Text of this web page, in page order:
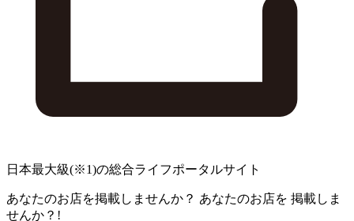
日本最大級(※1)の総合ライフポータルサイト
あなたのお店を掲載しませんか？ あなたのお店を 掲載しま
せんか？!